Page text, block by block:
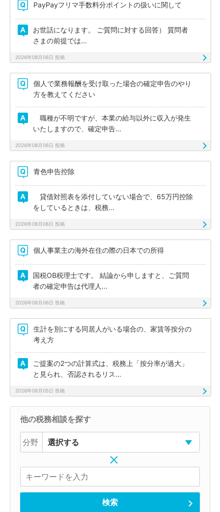
PayPayフリマ手数料分ポイントの扱いに関して
お世話になります。 ご質問に対する回答） 質問者
さまの前提では...
2026年08月06日 投稿
個人で業務報酬を受け取った場合の確定申告のやり
方を教えてください
職種が不明ですが、本業の給与以外に収入が発生
いたしますので、確定申告...
2026年08月06日 投稿
青色申告控除
貸借対照表を添付していない場合で、65万円控除
をしているときは、税務...
2026年08月06日 投稿
個人事業主の海外在住の際の日本での所得
国税OB税理士です。 結論から申しますと、ご質問
者の確定申告は代理人...
2026年08月06日 投稿
生計を別にする同居人がいる場合の、家賃等按分の
考え方
ご提案の2つの計算式は、税務上「按分率が過大」
と見られ、否認されるリス...
2026年08月05日 投稿
他の税務相談を探す
分野